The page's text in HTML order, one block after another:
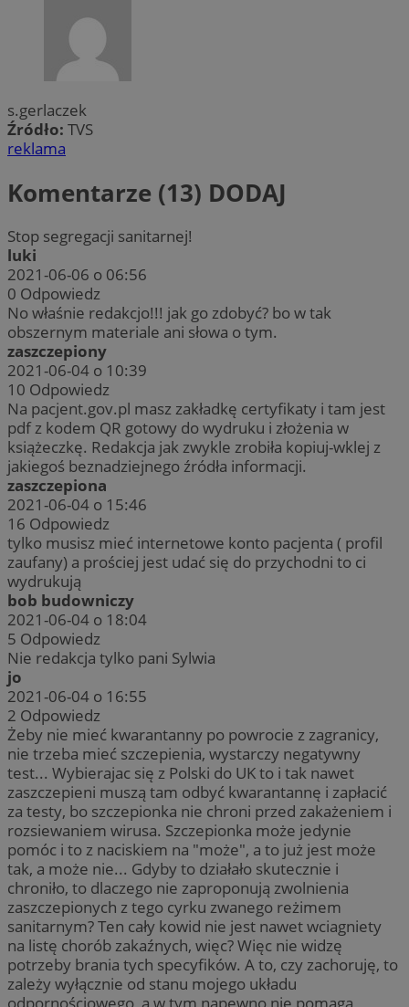
s.gerlaczek
Źródło: TVS
reklama
Komentarze (13) DODAJ
Stop segregacji sanitarnej!
luki
2021-06-06 o 06:56
0 Odpowiedz
No właśnie redakcjo!!! jak go zdobyć? bo w tak
obszernym materiale ani słowa o tym.
zaszczepiony
2021-06-04 o 10:39
10 Odpowiedz
Na pacjent.gov.pl masz zakładkę certyfikaty i tam jest
pdf z kodem QR gotowy do wydruku i złożenia w
książeczkę. Redakcja jak zwykle zrobiła kopiuj-wklej z
jakiegoś beznadziejnego źródła informacji.
zaszczepiona
2021-06-04 o 15:46
16 Odpowiedz
tylko musisz mieć internetowe konto pacjenta ( profil
zaufany) a prościej jest udać się do przychodni to ci
wydrukują
bob budowniczy
2021-06-04 o 18:04
5 Odpowiedz
Nie redakcja tylko pani Sylwia
jo
2021-06-04 o 16:55
2 Odpowiedz
Żeby nie mieć kwarantanny po powrocie z zagranicy,
nie trzeba mieć szczepienia, wystarczy negatywny
test... Wybierajac się z Polski do UK to i tak nawet
zaszczepieni muszą tam odbyć kwarantannę i zapłacić
za testy, bo szczepionka nie chroni przed zakażeniem i
rozsiewaniem wirusa. Szczepionka może jedynie
pomóc i to z naciskiem na "może", a to już jest może
tak, a może nie... Gdyby to działało skutecznie i
chroniło, to dlaczego nie zaproponują zwolnienia
zaszczepionych z tego cyrku zwanego reżimem
sanitarnym? Ten cały kowid nie jest nawet wciagniety
na listę chorób zakaźnych, więc? Więc nie widzę
potrzeby brania tych specyfików. A to, czy zachoruję, to
zależy wyłącznie od stanu mojego układu